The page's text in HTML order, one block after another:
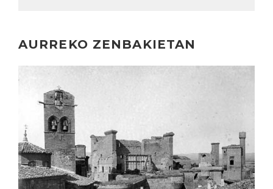
AURREKO ZENBAKIETAN